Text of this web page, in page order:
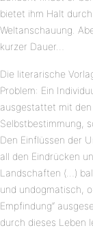
bietet ihm Halt
Weltanschauung.
kurzer Dauer…
Die literarische
Problem: Ein
ausgestattet mit
Selbstbestimmung,
Den Einflüssen der
all den Eindrücken
Landschaften (…)
und undogmatisch,
Empfindung“
durch dieses Leben